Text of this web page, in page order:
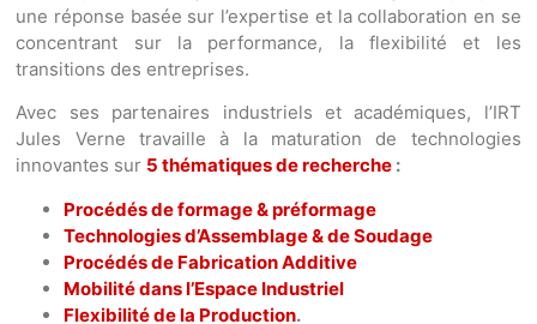
une réponse basée sur l’expertise et la collaboration en se
concentrant sur la performance, la flexibilité et les
transitions des entreprises.
Avec ses partenaires industriels et académiques, l’IRT
Jules Verne travaille à la maturation de technologies
innovantes sur 5 thématiques de recherche :
Procédés de formage & préformage
Technologies d’Assemblage & de Soudage
Procédés de Fabrication Additive
Mobilité dans l’Espace Industriel
Flexibilité de la Production.